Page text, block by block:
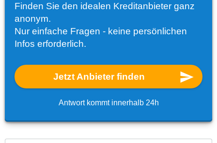
Finden Sie den idealen Kreditanbieter ganz
anonym.
Nur einfache Fragen - keine persönlichen
Infos erforderlich.
Jetzt Anbieter finden
Antwort kommt innerhalb 24h